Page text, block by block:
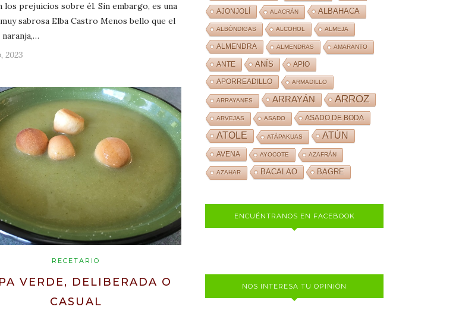
los prejuicios sobre él. Sin embargo, es una
sabrosa Elba Castro Menos bello que el
2023
RECETARIO
VERDE, DELIBERADA O
CASUAL
AJONJOLÍ ALACRÁN ALBAHACA
ALBÓNDIGAS ALCOHOL ALMEJA
ALMENDRA ALMENDRAS AMARANTO
ANTE ANÍS APIO
APORREADILLO ARMADILLO
ARRAYANES ARRAYÁN ARROZ
ARVEJAS ASADO ASADO DE BODA
ATOLE ATÁPAKUAS ATÚN
AVENA AYOCOTE AZAFRÁN
AZAHAR BACALAO BAGRE
ENCUÉNTRANOS EN FACEBOOK
NOS INTERESA TU OPINIÓN